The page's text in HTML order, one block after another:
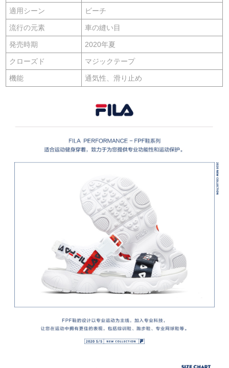
適用シーン ビーチ
流行の元素 車の縫い目
発売時期 2020年夏
クローズド マジックテープ
機能 通気性、滑り止め